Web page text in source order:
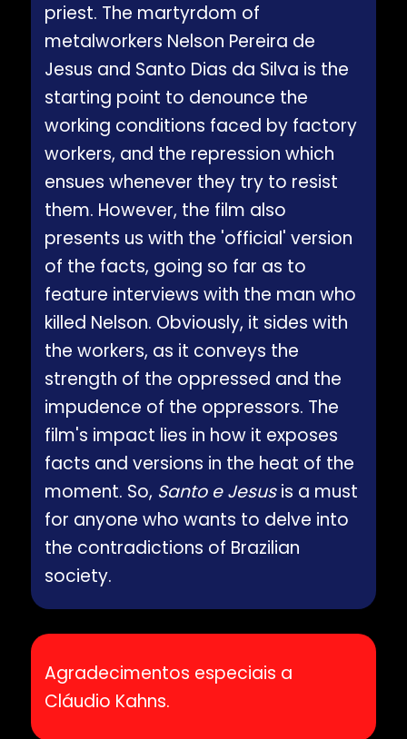
priest. The martyrdom of
metalworkers Nelson Pereira de
Jesus and Santo Dias da Silva is the
starting point to denounce the
working conditions faced by factory
workers, and the repression which
ensues whenever they try to resist
them. However, the film also
presents us with the 'official' version
of the facts, going so far as to
feature interviews with the man who
killed Nelson. Obviously, it sides with
the workers, as it conveys the
strength of the oppressed and the
impudence of the oppressors. The
film's impact lies in how it exposes
facts and versions in the heat of the
moment. So, Santo e Jesusis a must
for anyone who wants to delve into
the contradictions of Brazilian
society.
Agradecimentos especiais a
Cláudio Kahns.